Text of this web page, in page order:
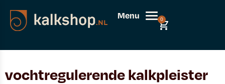
Menu 0
vochtregulerende kalkpleister